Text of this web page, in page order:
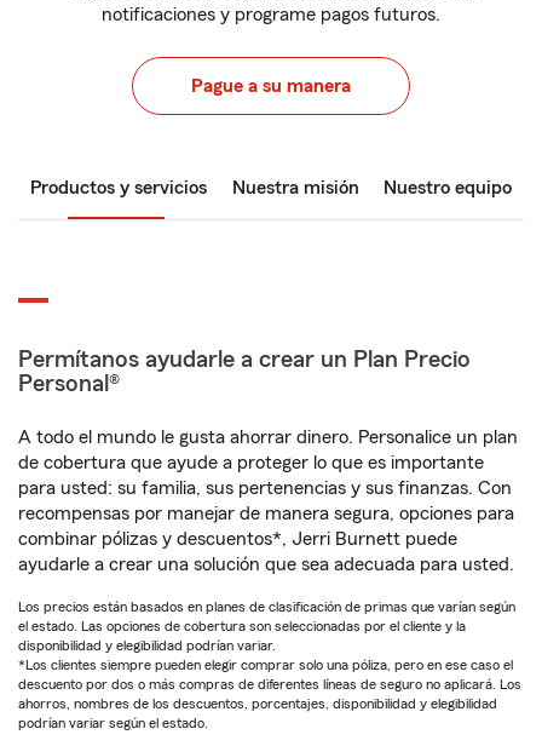
notificaciones y programe pagos futuros.
Pague a su manera
Productos y servicios Nuestra misión Nuestro equipo
Permítanos ayudarle a crear un Plan Precio
Personal®
A todo el mundo le gusta ahorrar dinero. Personalice un plan
de cobertura que ayude a proteger lo que es importante
para usted: su familia, sus pertenencias y sus finanzas. Con
recompensas por manejar de manera segura, opciones para
combinar pólizas y descuentos*, Jerri Burnett puede
ayudarle a crear una solución que sea adecuada para usted.
Los precios están basados en planes de clasificación de primas que varían según
el estado. Las opciones de cobertura son seleccionadas por el cliente y la
disponibilidad y elegibilidad podrían variar.
*Los clientes siempre pueden elegir comprar solo una póliza, pero en ese caso el
descuento por dos o más compras de diferentes líneas de seguro no aplicará. Los
ahorros, nombres de los descuentos, porcentajes, disponibilidad y elegibilidad
podrían variar según el estado.